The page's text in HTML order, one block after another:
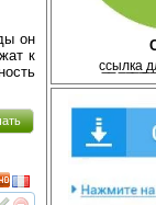
с̲с̲ы̲л̲к̲а̲
он
к